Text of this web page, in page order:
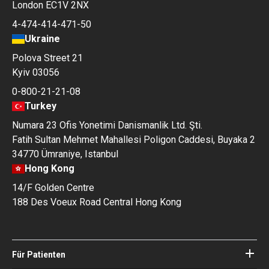
London EC1V 2NX
4-474-414-471-50
Ukraine
Polova Street 21
Kyiv 03056
0-800-21-21-08
Turkey
Numara 23 Ofis Yonetimi Danismanlik Ltd. Şti.
Fatih Sultan Mehmet Mahallesi Poligon Caddesi, Buyaka 2
34770 Ümraniye, Istanbul
Hong Kong
14/F Golden Centre
188 Des Voeux Road Central Hong Kong
Für Patienten